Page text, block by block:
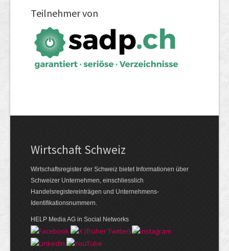
Teilnehmer von
Wirtschaft Schweiz
Wirtschaftsregister der Schweiz bietet Informationen über
Schweizer Unternehmen, einschliesslich
Handelsregistereinträgen und Unternehmens-
Identifikationsnummern.
HELP Media AG in Social Networks